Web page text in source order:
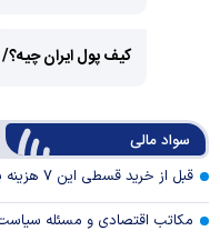
کیف پول ایران
سواد مالی
قبل از خرید قسطی این ۷ هزینه پنهان را بشناسید
مکاتب اقتصادی و مسئله